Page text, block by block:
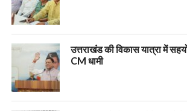
उत्तराखंड की विकास यात्रा में
CM धामी